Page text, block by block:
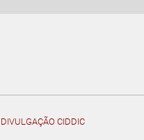
DIVULGAÇÃO CIDDIC